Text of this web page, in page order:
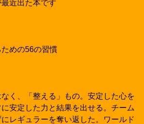
近出た本です
めの56の習慣
く、「整える」もの。安定した心を
安定した力と結果を出せる。チーム
レギュラーを奪い返した。ワールド